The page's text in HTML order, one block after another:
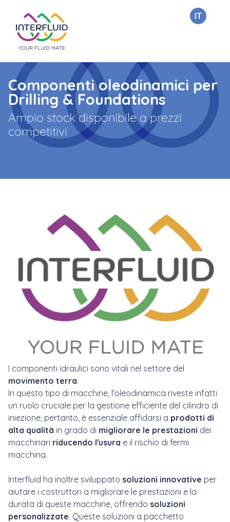
IT
Componenti oleodinamici per
Drilling & Foundations
Ampio stock disponibile a prezzi
competitivi
I componenti idraulici sono vitali nel settore del
movimento terra.
In questo tipo di macchine, l'oleodinamica riveste infatti
un ruolo cruciale per la gestione efficiente del cilindro di
iniezione, pertanto, è essenziale affidarsi a prodotti di
alta qualità in grado di migliorare le prestazioni dei
macchinari riducendo l'usura e il rischio di fermi
macchina.
Interfluid ha inoltre sviluppato soluzioni innovative per
aiutare i costruttori a migliorare le prestazioni e la
durata di queste macchine, offrendo soluzioni
personalizzate. Queste soluzioni a pacchetto